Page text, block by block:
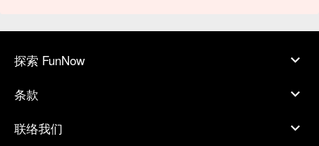
探索 FunNow
条款
联络我们